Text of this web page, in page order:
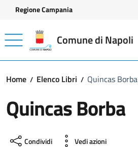
Vai ai contenuti
Vai al footer
Regione Campania
Comune di Napoli
Home Elenco Libri Quincas Borba
Quincas Borba
Condividi Vedi azioni